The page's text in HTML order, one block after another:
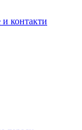
контакти